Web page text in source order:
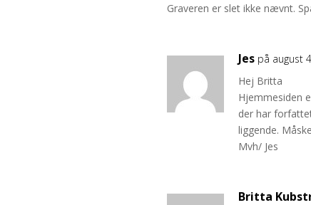
Graveren er slet ikke nævnt.
Jes på august
Hej Britta
Hjemmesiden
der har
liggende.
Mvh/ Jes
Britta